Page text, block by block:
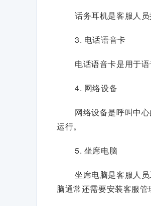
话务耳机是客服人
3. 电话语音卡
电话语音卡是用于
4. 网络设备
网络设备是呼叫中
运行。
5. 坐席电脑
坐席电脑是客服人
脑通常还需要安装客服管